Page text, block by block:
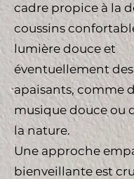
cadre propice à la
coussins
lumière douce et
éventuellement
apaisants, comme
musique douce ou
la nature.
Une approche
bienveillante est